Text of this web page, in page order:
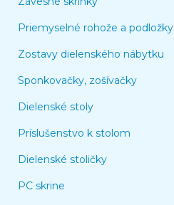
Priemyselné rohože a podložky
Zostavy dielenského nábytku
Sponkovačky, zošívačky
Dielenské stoly
Príslušenstvo k stolom
Dielenské stoličky
PC skrine